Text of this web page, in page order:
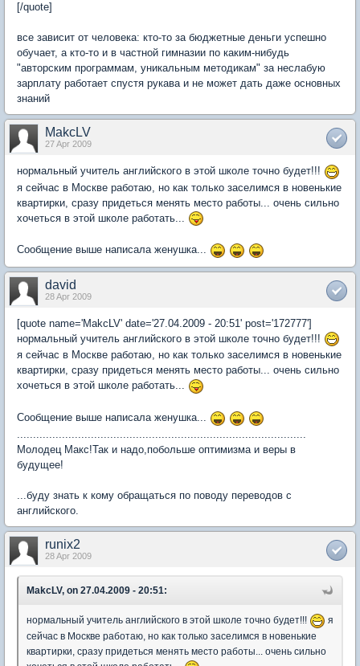
[/quote]
все зависит от человека: кто-то за бюджетные деньги успешно
обучает, а кто-то и в частной гимназии по каким-нибудь
"авторским программам, уникальным методикам" за неслабую
зарплату работает спустя рукава и не может дать даже основных
знаний
MakcLV
27 Apr 2009
нормальный учитель английского в этой школе точно будет!!!
я сейчас в Москве работаю, но как только заселимся в новенькие
квартирки, сразу придеться менять место работы... очень сильно
хочеться в этой школе работать...
Сообщение выше написала женушка...
david
28 Apr 2009
[quote name='MakcLV' date='27.04.2009 - 20:51' post='172777']
нормальный учитель английского в этой школе точно будет!!!
я сейчас в Москве работаю, но как только заселимся в новенькие
квартирки, сразу придеться менять место работы... очень сильно
хочеться в этой школе работать...
Сообщение выше написала женушка...
Молодец Макс!Так и надо,побольше оптимизма и веры в
будущее!
...буду знать к кому обращаться по поводу переводов с
английского.
runix2
28 Apr 2009
MakcLV, on 27.04.2009 - 20:51:
нормальный учитель английского в этой школе точно будет!!!
я
сейчас в Москве работаю, но как только заселимся в новенькие
квартирки, сразу придеться менять место работы... очень сильно